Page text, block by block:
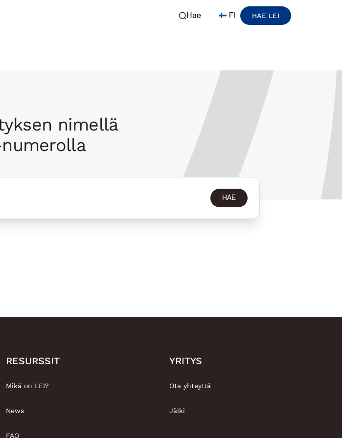
Hae FI HAE LEI
nimellä
HAE
RESURSSIT
Mikä on LEI?
News
FAQ
YRITYS
Ota yhteyttä
Jälki